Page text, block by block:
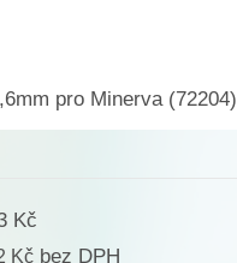
pro Minerva (72204)
Kč
Kč bez DPH